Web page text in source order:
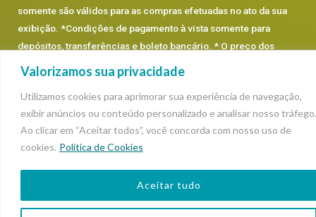
Valorizamos sua privacidade
Utilizamos cookies para aprimorar sua experiência de navegação,
exibir anúncios ou conteúdo personalizado e analisar nosso tráfego.
Ao clicar em “Aceitar todos”, você concorda com nosso uso de
cookies. Política de Cookies
Aceitar tudo
somente são válidos para as compras efetuadas no ato da sua
exibição. *Condições de pagamento à vista somente para
depósitos, transferências e boleto bancário. * O preço dos
produtos prevalecerá os que estão dentro de cada categoria,
podendo sofrer alterações.